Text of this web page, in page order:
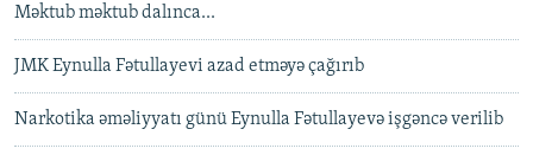
Məktub məktub dalınca...
JMK Eynulla Fətullayevi azad etməyə çağırıb
Narkotika əməliyyatı günü Eynulla Fətullayevə işgəncə verilib